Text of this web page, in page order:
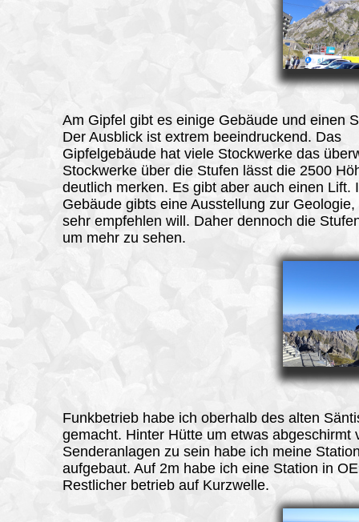
Am Gipfel gibt es einige Gebäude und einen
Der Ausblick ist extrem beeindruckend. Das
Gipfelgebäude hat viele Stockwerke das
Stockwerke über die Stufen lässt die 2500
deutlich merken. Es gibt aber auch einen Lift.
Gebäude gibts eine Ausstellung zur
sehr empfehlen will. Daher dennoch die
um mehr zu sehen.
Funkbetrieb habe ich oberhalb des alten
gemacht. Hinter Hütte um etwas abgeschirmt
Senderanlagen zu sein habe ich meine
aufgebaut. Auf 2m habe ich eine Station in
Restlicher betrieb auf Kurzwelle.